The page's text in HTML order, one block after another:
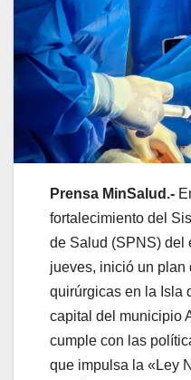
Prensa MinSalud.-
fortalecimiento del
de Salud (SPNS) del
jueves, inició un plan
quirúrgicas en la Isla
capital del municipio
cumple con las
que impulsa la «Ley